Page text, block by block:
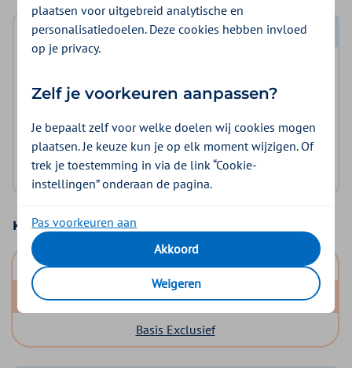
Log in met DigiD
voor u gelden.
Log in met DigiD
Geen DigiD?Vraag aan
Kies uw basisverzekering
Basis Start
Basis Zeker
Basis Exclusief
plaatsen voor uitgebreid analytische en
personalisatiedoelen. Deze cookies hebben invloed
op je privacy.
Zelf je voorkeuren aanpassen?
Je bepaalt zelf voor welke doelen wij cookies mogen
plaatsen. Je keuze kun je op elk moment wijzigen. Of
trek je toestemming in via de link “Cookie-
instellingen” onderaan de pagina.
Pas voorkeuren aan
Akkoord
Weigeren